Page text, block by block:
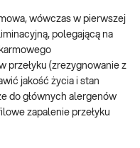
wówczas w pierwszej
polegającą na
przełyku (zrezygnowanie z
jakość życia i stan
do głównych alergenów
zapalenie przełyku